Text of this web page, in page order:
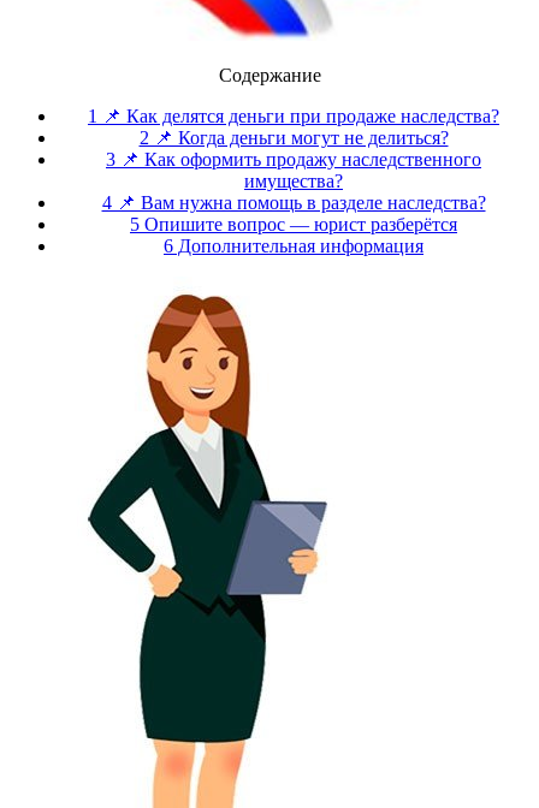
Содержание
1 📌 Как делятся деньги при продаже наследства?
2 📌 Когда деньги могут не делиться?
3 📌 Как оформить продажу наследственного
имущества?
4 📌 Вам нужна помощь в разделе наследства?
5 Опишите вопрос — юрист разберётся
6 Дополнительная информация